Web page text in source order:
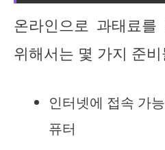
온라인으로 과태료를
위해서는 몇 가지 준
인터넷에 접속 가
퓨터